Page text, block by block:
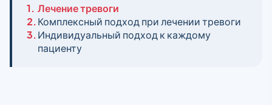
1. Лечение тревоги
2.Комплексный подход при лечении тревоги
3.Индивидуальный подход к каждому
пациенту